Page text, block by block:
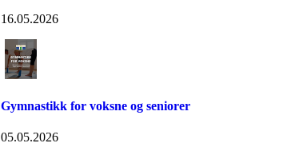
16.05.2026
Gymnastikk for voksne og seniorer
05.05.2026